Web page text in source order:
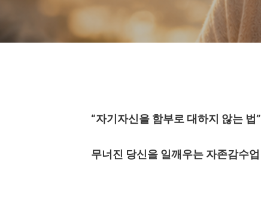
“자기자신을 함부로 대하지 않는 법”
무너진 당신을 일깨우는 자존감수업